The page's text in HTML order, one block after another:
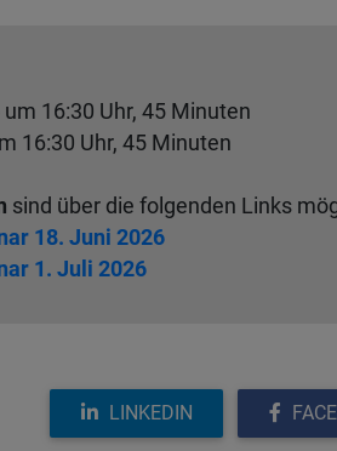
16:30 Uhr, 45 Minuten
16:30 Uhr, 45 Minuten
sind über die folgenden Links
18. Juni 2026
1. Juli 2026
LINKEDIN